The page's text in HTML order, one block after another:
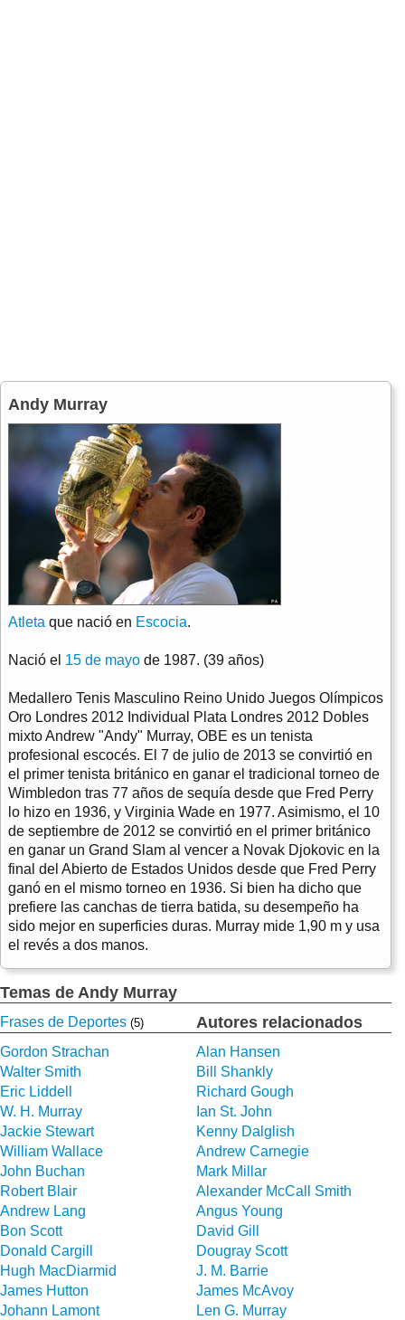
Andy Murray
Atleta que nació en Escocia.
Nació el 15 de mayo de 1987. (39 años)
Medallero Tenis Masculino Reino Unido Juegos Olímpicos
Oro Londres 2012 Individual Plata Londres 2012 Dobles
mixto Andrew "Andy" Murray, OBE es un tenista
profesional escocés. El 7 de julio de 2013 se convirtió en
el primer tenista británico en ganar el tradicional torneo de
Wimbledon tras 77 años de sequía desde que Fred Perry
lo hizo en 1936, y Virginia Wade en 1977. Asimismo, el 10
de septiembre de 2012 se convirtió en el primer británico
en ganar un Grand Slam al vencer a Novak Djokovic en la
final del Abierto de Estados Unidos desde que Fred Perry
ganó en el mismo torneo en 1936. Si bien ha dicho que
prefiere las canchas de tierra batida, su desempeño ha
sido mejor en superficies duras. Murray mide 1,90 m y usa
el revés a dos manos.
Temas de Andy Murray
Frases de Deportes (5) Autores relacionados
Gordon Strachan
Alan Hansen
Walter Smith
Bill Shankly
Eric Liddell
Richard Gough
W. H. Murray
Ian St. John
Jackie Stewart
Kenny Dalglish
William Wallace
Andrew Carnegie
John Buchan
Mark Millar
Robert Blair
Alexander McCall Smith
Andrew Lang
Angus Young
Bon Scott
David Gill
Donald Cargill
Dougray Scott
Hugh MacDiarmid
J. M. Barrie
James Hutton
James McAvoy
Johann Lamont
Len G. Murray